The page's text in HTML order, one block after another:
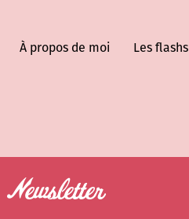
À propos de moi Les
Newsletter